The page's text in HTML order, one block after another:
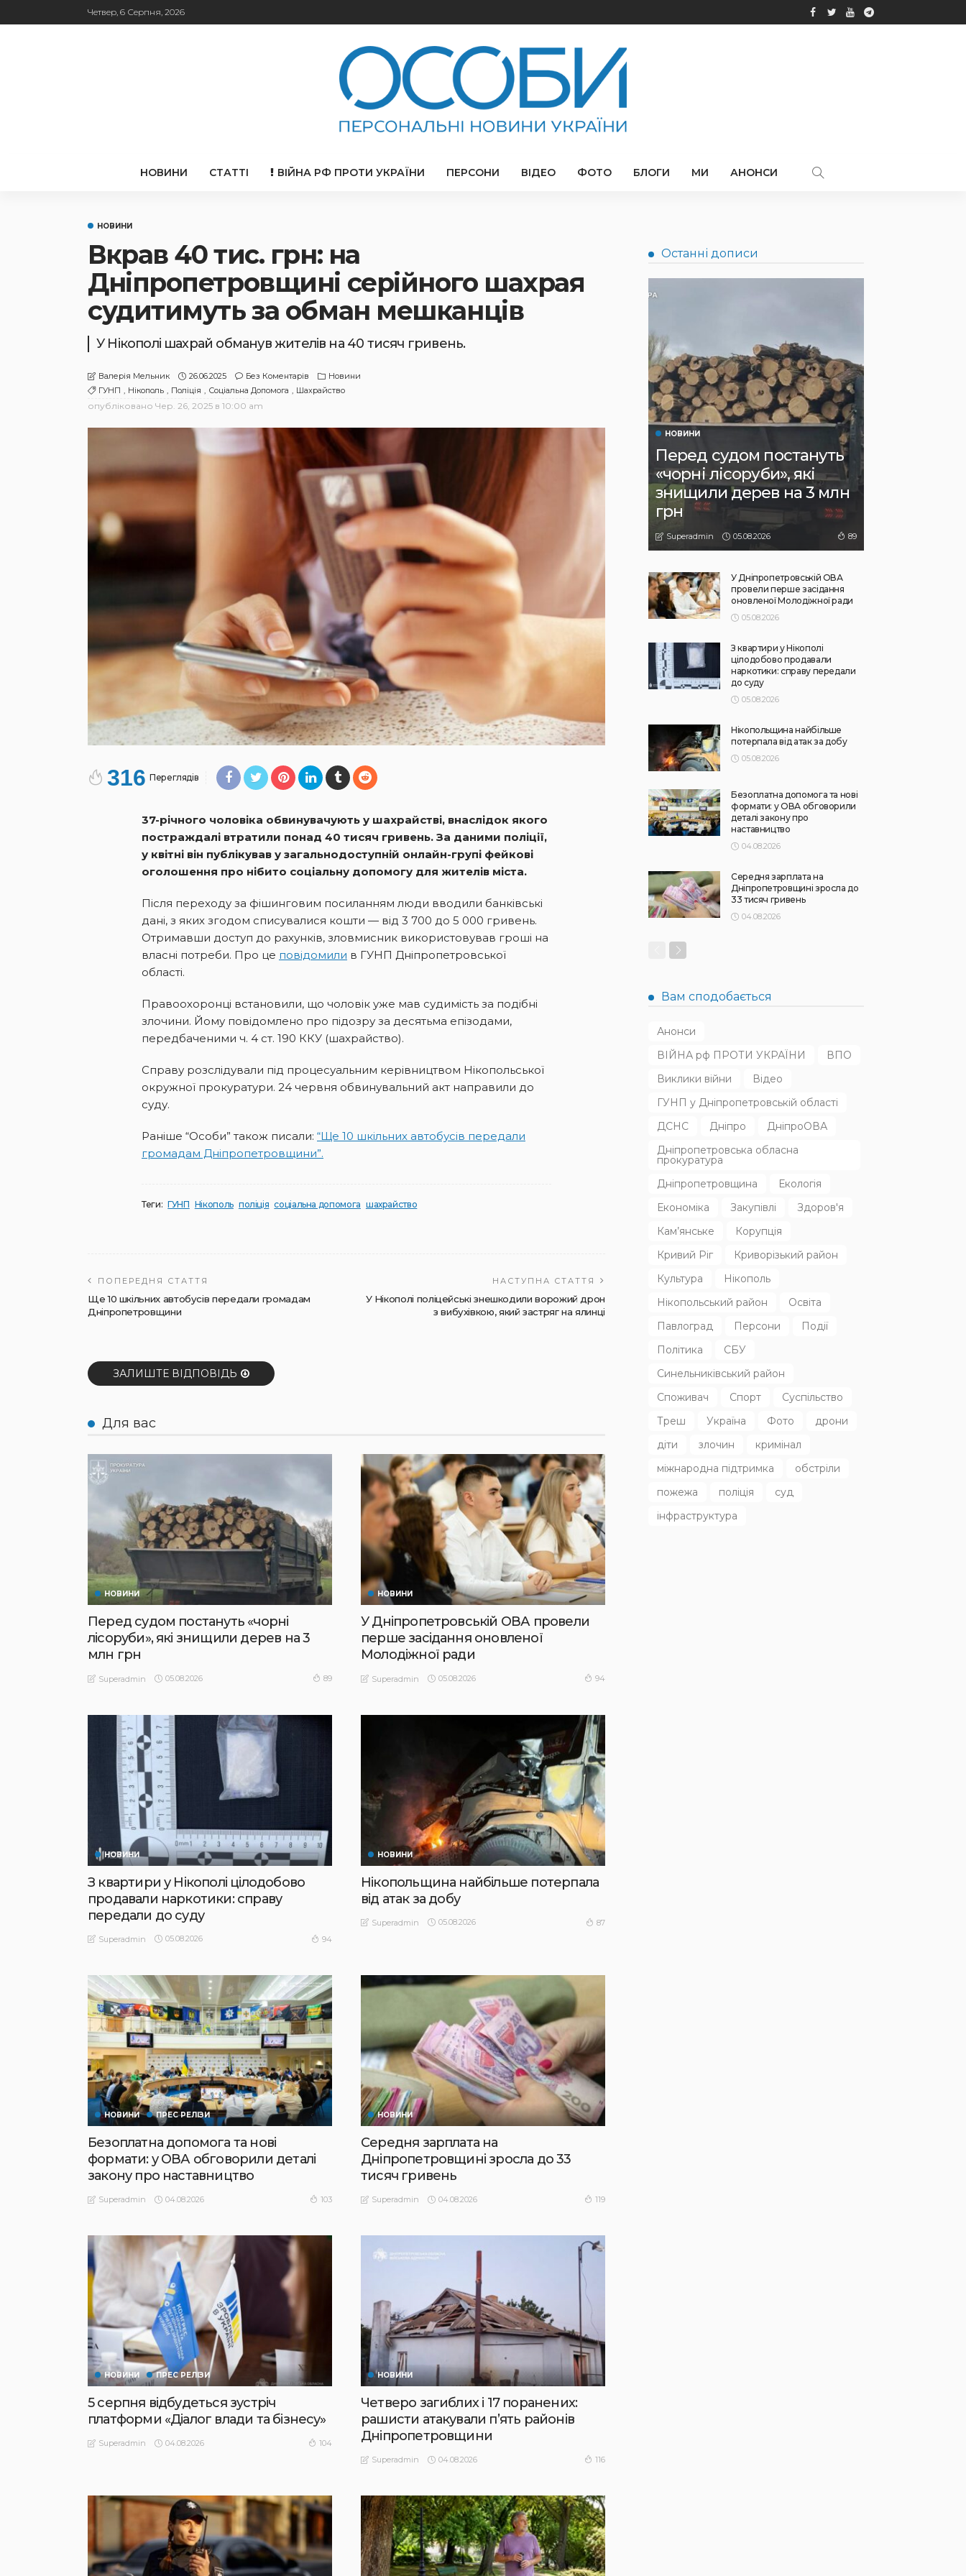
Четвер, 6 Серпня, 2026
НОВИНИ СТАТТІ ВІЙНА РФ ПРОТИ УКРАЇНИ ПЕРСОНИ ВІДЕО ФОТО БЛОГИ МИ АНОНСИ
НОВИНИ
Вкрав 40 тис. грн: на
Дніпропетровщині серійного шахрая
судитимуть за обман мешканців
У Нікополі шахрай обманув жителів на 40 тисяч гривень.
Валерія Мельник 26.06.2025 Без Коментарів
Новини
ГУНП
Нікополь Поліція Соціальна Допомога Шахрайство
опубліковано Чер. 26, 2025 в 10:00 am
316 Переглядів
37-річного чоловіка обвинувачують у шахрайстві, внаслідок якого
постраждалі втратили понад 40 тисяч гривень. За даними поліції,
у квітні він публікував у загальнодоступній онлайн-групі фейкові
оголошення про нібито соціальну допомогу для жителів міста.
Після переходу за фішинговим посиланням люди вводили банківські
дані, з яких згодом списувалися кошти — від 3 700 до 5 000 гривень.
Отримавши доступ до рахунків, зловмисник використовував гроші на
власні потреби. Про це повідомили в ГУНП Дніпропетровської
області.
Правоохоронці встановили, що чоловік уже мав судимість за подібні
злочини. Йому повідомлено про підозру за десятьма епізодами,
передбаченими ч. 4 ст. 190 ККУ (шахрайство).
Справу розслідували під процесуальним керівництвом Нікопольської
окружної прокуратури. 24 червня обвинувальний акт направили до
суду.
Раніше “Особи” також писали: “Ще 10 шкільних автобусів передали
громадам Дніпропетровщини”.
Теги: ГУНП Нікополь поліція соціальна допомога шахрайство
ПОПЕРЕДНЯ СТАТТЯ
Ще 10 шкільних автобусів передали громадам
Дніпропетровщини
НАСТУПНА СТАТТЯ
У Нікополі поліцейські знешкодили ворожий дрон
з вибухівкою, який застряг на ялинці
ЗАЛИШТЕ ВІДПОВІДЬ
Для вас
НОВИНИ
Перед судом постануть «чорні
лісоруби», які знищили дерев на 3
млн грн
Superadmin 05.08.2026 89
НОВИНИ
У Дніпропетровській ОВА провели
перше засідання оновленої
Молодіжної ради
Superadmin 05.08.2026 94
НОВИНИ
З квартири у Нікополі цілодобово
продавали наркотики: справу
передали до суду
Superadmin 05.08.2026 94
НОВИНИ
Нікопольщина найбільше потерпала
від атак за добу
Superadmin 05.08.2026 87
НОВИНИ ПРЕС РЕЛІЗИ
Безоплатна допомога та нові
формати: у ОВА обговорили деталі
закону про наставництво
Superadmin 04.08.2026 103
НОВИНИ
Середня зарплата на
Дніпропетровщині зросла до 33
тисяч гривень
Superadmin 04.08.2026 119
НОВИНИ ПРЕС РЕЛІЗИ
5 серпня відбудеться зустріч
платформи «Діалог влади та бізнесу»
Superadmin 04.08.2026 104
НОВИНИ
Четверо загиблих і 17 поранених:
рашисти атакували п’ять районів
Дніпропетровщини
Superadmin 04.08.2026 116
Останні дописи
НОВИНИ
Перед судом постануть
«чорні лісоруби», які
знищили дерев на 3 млн
грн
Superadmin 05.08.2026 89
У Дніпропетровській ОВА
провели перше засідання
оновленої Молодіжної ради
05.08.2026
З квартири у Нікополі
цілодобово продавали
наркотики: справу передали
до суду
05.08.2026
Нікопольщина найбільше
потерпала від атак за добу
05.08.2026
Безоплатна допомога та нові
формати: у ОВА обговорили
деталі закону про
наставництво
04.08.2026
Середня зарплата на
Дніпропетровщині зросла до
33 тисяч гривень
04.08.2026
Вам сподобається
Анонси
ВІЙНА рф ПРОТИ УКРАЇНИ
ВПО
Виклики війни
Відео
ГУНП у Дніпропетровській області
ДСНС
Дніпро
ДніпроОВА
Дніпропетровська обласна
прокуратура
Дніпропетровщина
Екологія
Економіка
Закупівлі
Здоров'я
Кам’янське
Корупція
Кривий Ріг
Криворізький район
Культура
Нікополь
Нікопольський район
Освіта
Павлоград
Персони
Події
Політика
СБУ
Синельниківський район
Споживач
Спорт
Суспільство
Треш
Україна Фото
дрони
діти
злочин
кримінал
міжнародна підтримка
обстріли
пожежа
поліція
суд
інфраструктура